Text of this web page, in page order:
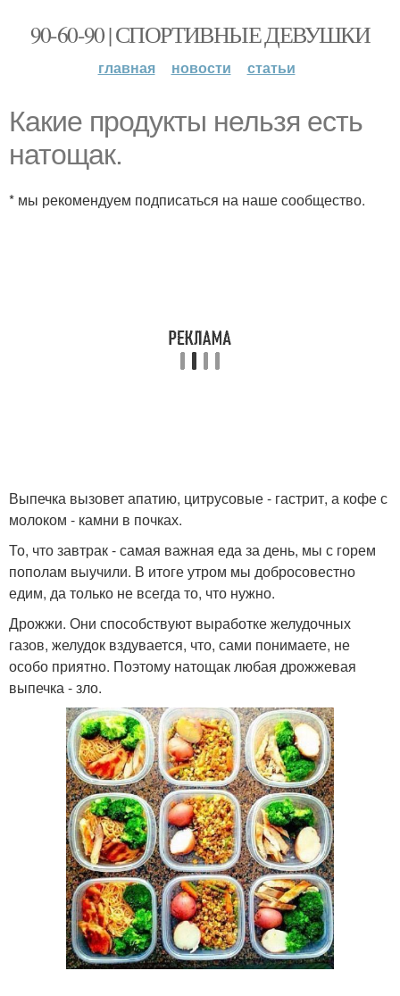
90-60-90 | СПОРТИВНЫЕ ДЕВУШКИ
главная новости статьи
Какие продукты нельзя есть
натощак.
* мы рекомендуем подписаться на наше сообщество.
Выпечка вызовет апатию, цитрусовые - гастрит, а кофе с
молоком - камни в почках.
То, что завтрак - самая важная еда за день, мы с горем
пополам выучили. В итоге утром мы добросовестно
едим, да только не всегда то, что нужно.
Дрожжи. Они способствуют выработке желудочных
газов, желудок вздувается, что, сами понимаете, не
особо приятно. Поэтому натощак любая дрожжевая
выпечка - зло.